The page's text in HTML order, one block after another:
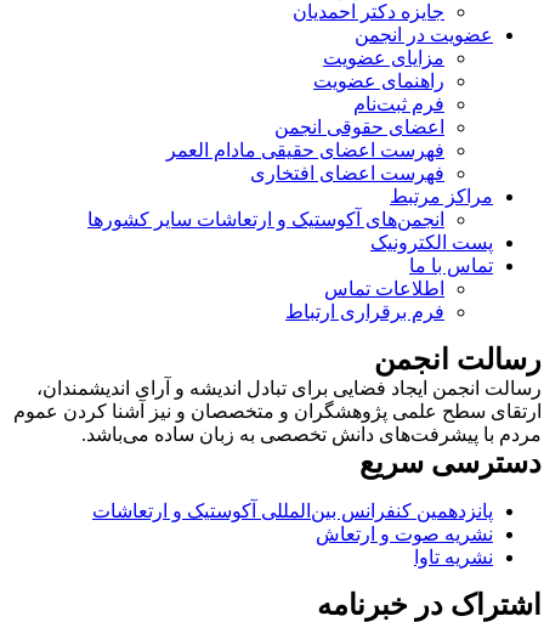
جایزه دکتر احمدیان
عضویت در انجمن
مزایای عضویت
راهنمای عضویت
فرم ثبت‌نام
اعضای حقوقی انجمن
فهرست اعضای حقیقی مادام‌ العمر
فهرست اعضای افتخاری
مراکز مرتبط
انجمن‌های آکوستیک و ارتعاشات سایر کشورها
پست الکترونیک
تماس با ما
اطلاعات تماس
فرم برقراری ارتباط
انجمن
انجمن ایجاد فضایی برای تبادل اندیشه و آرای اندیشمندان،
سطح علمی پژوهشگران و متخصصان و نیز آشنا کردن عموم
با پیشرفت‌های دانش تخصصی به زبان ساده می‌باشد.
سریع
پانزدهمین کنفرانس بین‌المللی آکوستیک و ارتعاشات
نشریه صوت و ارتعاش
نشریه تاوا
در خبرنامه